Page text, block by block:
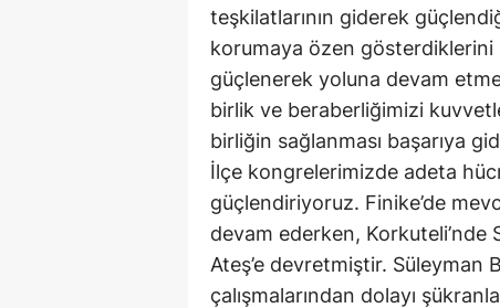
teşkilatlarının giderek
korumaya özen gösterdiklerini
güçlenerek yoluna devam
birlik ve beraberliğimizi
birliğin sağlanması başarıya
İlçe kongrelerimizde adeta
güçlendiriyoruz. Finike’de
devam ederken, Korkuteli’nde
Ateş’e devretmiştir. Süleyman
çalışmalarından dolayı